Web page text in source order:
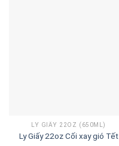
LY GIẤY 22OZ (650ML)
Ly Giấy 22oz Cối xay gió Tết